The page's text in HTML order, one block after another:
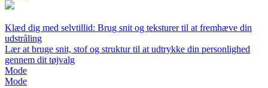
Klæd dig med selvtillid: Brug snit og teksturer til at fremhæve din
udstråling
Lær at bruge snit, stof og struktur til at udtrykke din personlighed
gennem dit tøjvalg
Mode
Mode